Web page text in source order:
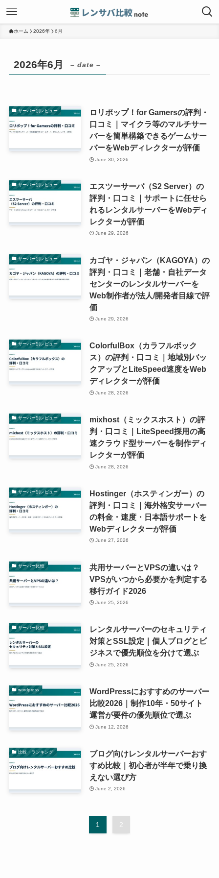
ホーム 2026年 6月
2026年6月 – date –
サーバー別レビュー
ロリポップ！for Gamersの評判・
口コミ｜マイクラ等のマルチサー
バーを簡単構築できるゲームサー
バーをWebディレクターが評価
June 30, 2026
サーバー別レビュー
エスツーサーバ（S2 Server）の
評判・口コミ｜サポートに任せら
れるレンタルサーバーをWebディ
レクターが評価
June 29, 2026
サーバー別レビュー
カゴヤ・ジャパン（KAGOYA）の
評判・口コミ｜老舗・自社データ
センターのレンタルサーバーを
Web制作者が法人/開発者目線で評
価
June 29, 2026
サーバー別レビュー
ColorfulBox（カラフルボック
ス）の評判・口コミ｜地域別バッ
クアップとLiteSpeed速度をWeb
ディレクターが評価
June 28, 2026
サーバー別レビュー
mixhost（ミックスホスト）の評
判・口コミ｜LiteSpeed採用の高
速クラウド型サーバーを制作ディ
レクターが評価
June 28, 2026
サーバー別レビュー
Hostinger（ホスティンガー）の
評判・口コミ｜海外格安サーバー
の料金・速度・日本語サポートを
Webディレクターが評価
June 27, 2026
サーバー比較
共用サーバーとVPSの違いは？
VPSがいつから必要かを判定する
移行ガイド2026
June 25, 2026
サーバー比較
レンタルサーバーのセキュリティ
対策とSSL設定｜個人ブログとビ
ジネスで優先順位を分けて選ぶ
June 25, 2026
wordpress
WordPressにおすすめのサーバー
比較2026｜制作10年・50サイト
運営が要件の優先順位で選ぶ
June 12, 2026
比較・ランキング
ブログ向けレンタルサーバーおす
すめ比較｜初心者が半年で乗り換
えない選び方
June 2, 2026
1 2